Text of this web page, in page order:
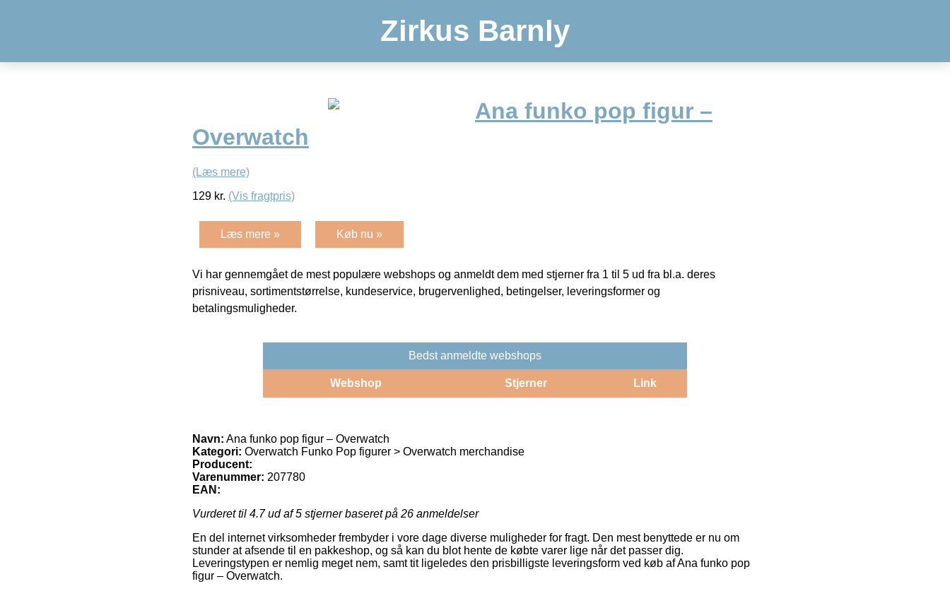
Zirkus Barnly
Ana funko pop figur –
Overwatch
(Læs mere)
129 kr. (Vis fragtpris)
Læs mere » Køb nu »
Vi har gennemgået de mest populære webshops og anmeldt dem med stjerner fra 1 til 5 ud fra bl.a. deres
prisniveau, sortimentstørrelse, kundeservice, brugervenlighed, betingelser, leveringsformer og
betalingsmuligheder.
Bedst anmeldte webshops
Webshop Stjerner Link
Navn: Ana funko pop figur – Overwatch
Kategori: Overwatch Funko Pop figurer > Overwatch merchandise
Producent:
Varenummer: 207780
EAN:
Vurderet til 4.7ud af 5 stjerner baseret på 26 anmeldelser
En del internet virksomheder frembyder i vore dage diverse muligheder for fragt. Den mest benyttede er nu om
stunder at afsende til en pakkeshop, og så kan du blot hente de købte varer lige når det passer dig.
Leveringstypen er nemlig meget nem, samt tit ligeledes den prisbilligste leveringsform ved køb af Ana funko pop
figur – Overwatch.